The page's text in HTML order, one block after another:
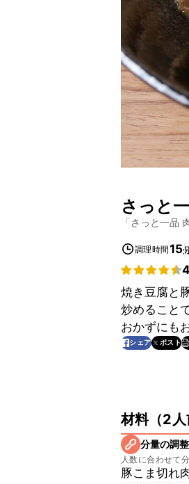
さっと
「さっと一品
調理時間15
焼き豆腐と
炒めること
おかずにも
シェア ポスト
材料（2人
分量の調整
人数に合わせて
豚こま切れ